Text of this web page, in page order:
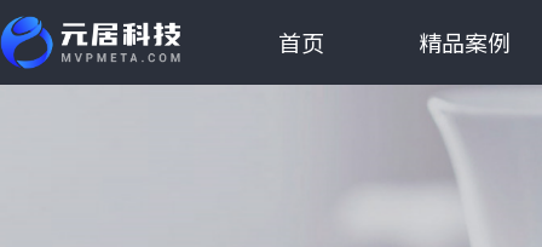
首页 精品案例